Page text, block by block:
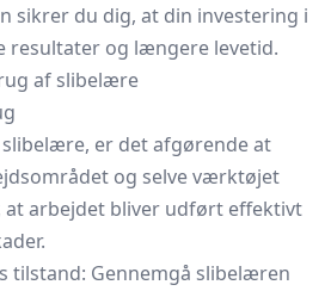
sikrer du dig, at din investering i
resultater og længere levetid.
af slibelære
er det afgørende at
og selve værktøjet
at arbejdet bliver udført effektivt
tilstand: Gennemgå slibelæren